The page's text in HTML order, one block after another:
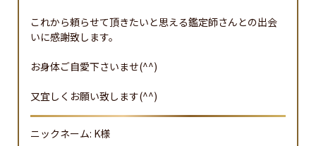
これから頼らせて頂きたいと思える鑑定師さんとの出会
いに感謝致します。
お身体ご自愛下さいませ(^^)
又宜しくお願い致します(^^)
ニックネーム: K様